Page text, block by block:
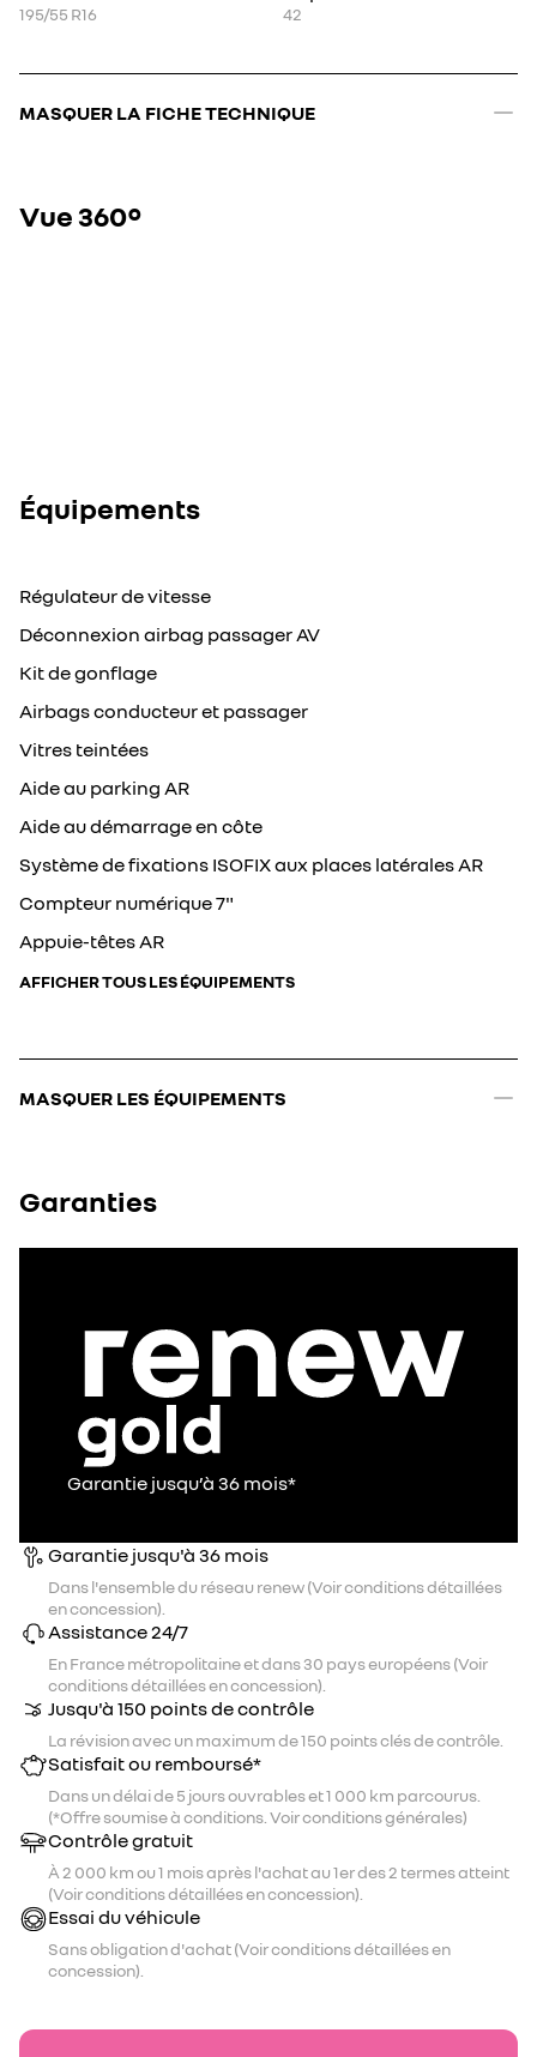
MASQUER LA FICHE TECHNIQUE
195/55 R16 42
Vue 360°
Équipements
MASQUER LES ÉQUIPEMENTS
Régulateur de vitesse
Déconnexion airbag passager AV
Kit de gonflage
Airbags conducteur et passager
Vitres teintées
Aide au parking AR
Aide au démarrage en côte
Système de fixations ISOFIX aux places latérales AR
Compteur numérique 7"
Appuie-têtes AR
AFFICHER TOUS LES ÉQUIPEMENTS
Garanties
Garantie jusqu’à 36 mois*
Garantie jusqu'à 36 mois
Dans l'ensemble du réseau renew (Voir conditions détaillées
en concession).
Assistance 24/7
En France métropolitaine et dans 30 pays européens (Voir
conditions détaillées en concession).
Jusqu'à 150 points de contrôle
La révision avec un maximum de 150 points clés de contrôle.
Satisfait ou remboursé*
Dans un délai de 5 jours ouvrables et 1 000 km parcourus.
(*Offre soumise à conditions. Voir conditions générales)
Contrôle gratuit
À 2 000 km ou 1 mois après l'achat au 1er des 2 termes atteint
(Voir conditions détaillées en concession).
Essai du véhicule
Sans obligation d'achat (Voir conditions détaillées en
concession).